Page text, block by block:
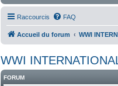
Raccourcis FAQ
Accueil du forum WWI
WWI
FORUM